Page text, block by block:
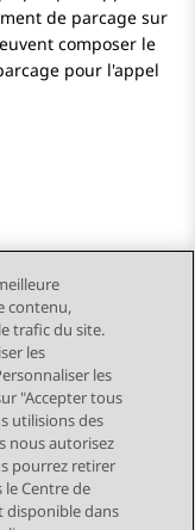
de parcage sur
composer le
pour l'appel
Sujet suivant
contenu,
trafic du site.
les
les
"Accepter tous
utilisions des
nous autorisez
pourrez retirer
Centre de
disponible dans